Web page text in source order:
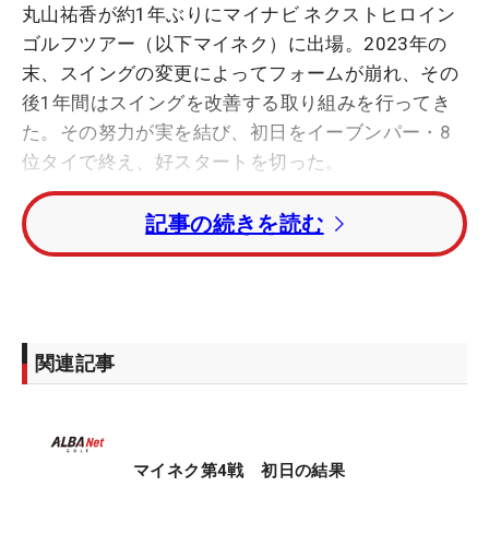
丸山祐香が約1年ぶりにマイナビ ネクストヒロイン
ゴルフツアー（以下マイネク）に出場。2023年の
末、スイングの変更によってフォームが崩れ、その
後1年間はスイングを改善する取り組みを行ってき
た。その努力が実を結び、初日をイーブンパー・8
位タイで終え、好スタートを切った。
昨年は1試合に出場したが、「ショットもパターも
思うように打てない時期が続いて、しんどかった」
けできるかが試せるのがすごい楽しみでした」とも
どかしさから解放され、前向きな気持ちを覗かせ
今大会の開催地は国内男子ツアー「フジサンケイク
記事の続きを読む
関連記事
マイネク第4戦 初日の結果